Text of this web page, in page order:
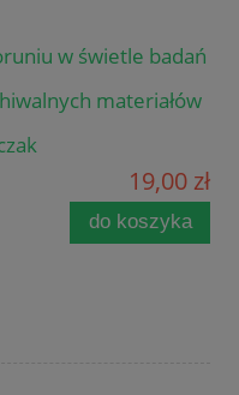
w świetle badań
materiałów
19,00 zł
do koszyka